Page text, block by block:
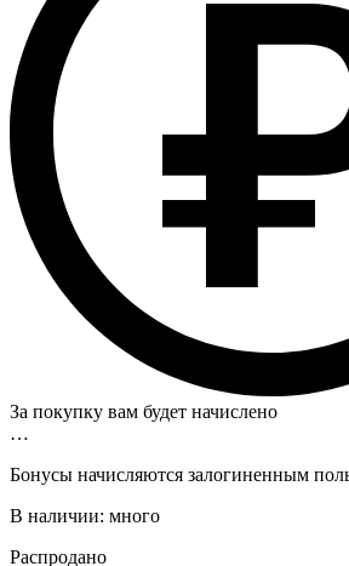
За покупку вам будет начислено
…
Бонусы начисляются залогиненным
В наличии: много
Распродано